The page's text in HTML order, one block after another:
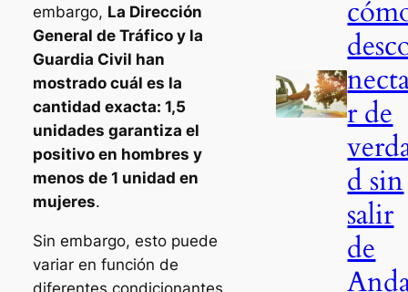
embargo, La Dirección
General de Tráfico y la
Guardia Civil han
mostrado cuál es la
cantidad exacta: 1,5
unidades garantiza el
positivo en hombres y
menos de 1 unidad en
mujeres.
Sin embargo, esto puede
variar en función de
r de
d sin
salir
de